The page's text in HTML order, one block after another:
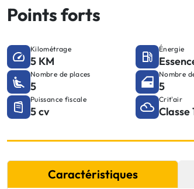
Points forts
Kilométrage
5 KM
Énergie
Nombre de places
5
Nombre
5
Puissance fiscale
5 cv
Crit'air
Classe
Caractéristiques